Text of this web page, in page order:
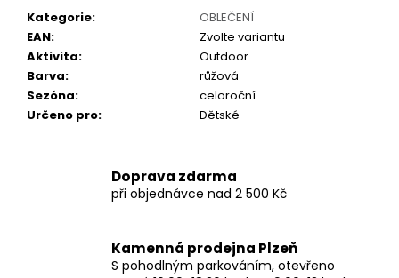
Kategorie:
OBLEČENÍ
EAN:
Zvolte variantu
Aktivita:
Outdoor
Barva:
růžová
Sezóna:
celoroční
Určeno pro: Dětské
Doprava zdarma
při objednávce nad 2 500 Kč
Kamenná prodejna Plzeň
S pohodlným parkováním, otevřeno